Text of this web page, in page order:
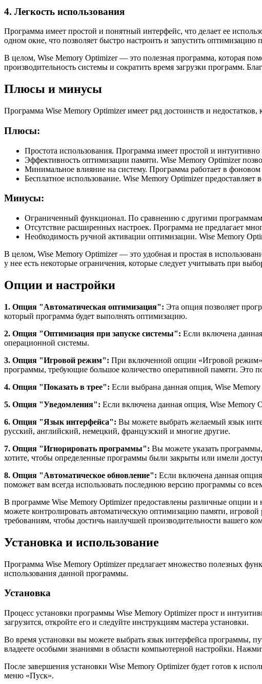
4. Легкость использования
Программа имеет простой и понятный интерфейс, что делает ее
одном окне, что позволяет быстро настроить и запустить оптимизацию
В целом, Wise Memory Optimizer — это полезная программа, которая
производительность системы и сократить время загрузки программ.
Плюсы и минусы
Программа Wise Memory Optimizer имеет ряд достоинств и недостатков,
Плюсы:
Простота использования. Программа имеет простой и
Эффективность оптимизации памяти. Wise Memory Optimizer
Минимальное влияние на систему. Программа работает в
Бесплатное использование. Wise Memory Optimizer
Минусы:
Ограниченный функционал. По сравнению с другими
Отсутствие расширенных настроек. Программа не предлагает
Необходимость ручной активации оптимизации. Wise Memory
В целом, Wise Memory Optimizer — это удобная и простая в
у нее есть некоторые ограничения, которые следует учитывать при
Опции и настройки
1. Опция "Автоматическая оптимизация": Эта опция позволяет
который программа будет выполнять оптимизацию.
2. Опция "Оптимизация при запуске системы": Если включена
операционной системы.
3. Опция "Игровой режим": При включенной опции «Игровой режим»
программы, требующие большое количество оперативной памяти. Это
4. Опция "Показать в трее": Если выбрана данная опция, Wise
5. Опция "Уведомления": Если включена данная опция, Wise Memory
6. Опция "Язык интерфейса": Вы можете выбрать желаемый язык
русский, английский, немецкий, французский и многие другие.
7. Опция "Игнорировать программы": Вы можете указать
хотите, чтобы определенные программы были закрыты или имели
8. Опция "Автоматическое обновление": Если включена данная
поможет вам всегда использовать последнюю версию программы со
В программе Wise Memory Optimizer предоставлены различные опции
можете контролировать автоматическую оптимизацию памяти,
требованиям, чтобы достичь наилучшей производительности вашего
Установка и использование
Программа Wise Memory Optimizer предлагает множество полезных
использования данной программы.
Установка
Процесс установки программы Wise Memory Optimizer прост и
загрузится, откройте его и следуйте инструкциям мастера установки.
Во время установки вы можете выбрать язык интерфейса программы,
владеете особыми знаниями в области компьютерной настройки.
После завершения установки Wise Memory Optimizer будет готов к
меню «Пуск».